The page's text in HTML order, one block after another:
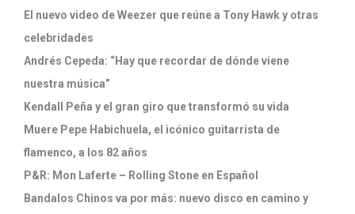
El nuevo video de Weezer que reúne a Tony Hawk y otras
celebridades
Andrés Cepeda: “Hay que recordar de dónde viene
nuestra música”
Kendall Peña y el gran giro que transformó su vida
Muere Pepe Habichuela, el icónico guitarrista de
flamenco, a los 82 años
P&R: Mon Laferte – Rolling Stone en Español
Bandalos Chinos va por más: nuevo disco en camino y